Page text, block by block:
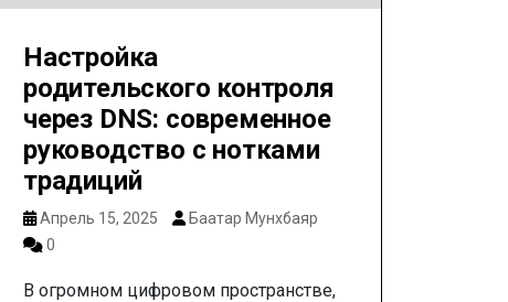
Настройка
родительского контроля
через DNS: современное
руководство с нотками
традиций
Апрель 15, 2025
Баатар Мунхбаяр
0
В огромном цифровом пространстве,